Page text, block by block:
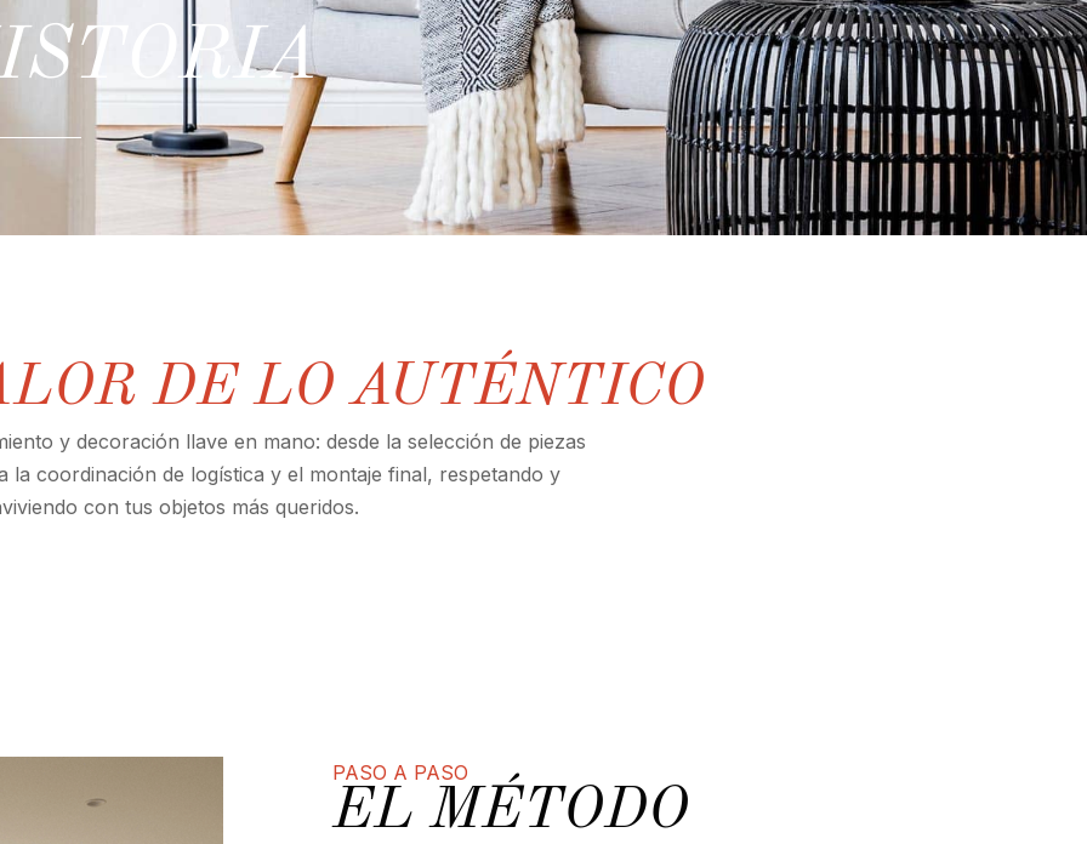
DE LO AUTÉNTICO
y decoración llave en mano: desde la selección de piezas
la coordinación de logística y el montaje final, respetando y
con tus objetos más queridos.
PASO A PASO
EL MÉTODO